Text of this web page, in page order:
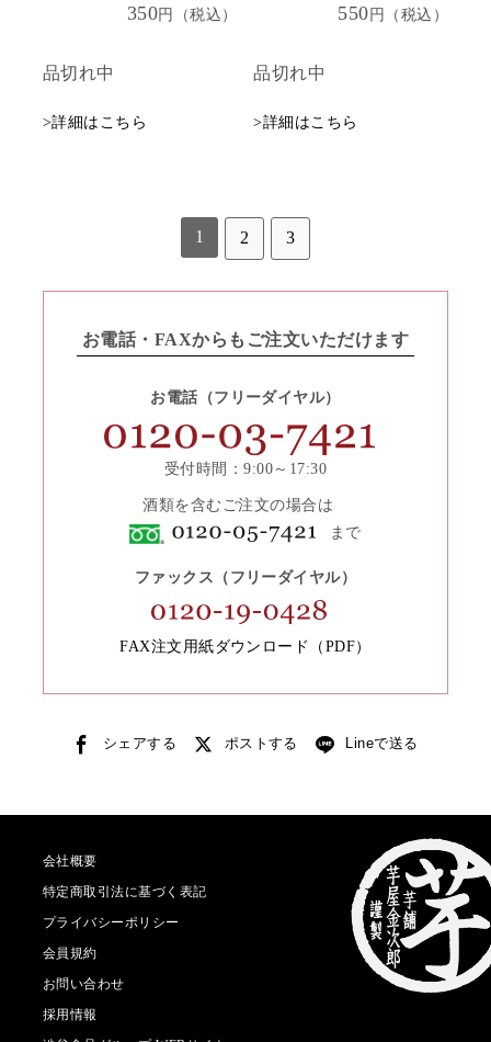
350円（税込）
品切れ中
>詳細はこちら
550 円（税込）
品切れ中
>詳細はこちら
1 2 3
お電話・FAXからもご注文いただけます
お電話（フリーダイヤル）
受付時間：9:00～17:30
酒類を含むご注文の場合は
まで
ファックス（フリーダイヤル）
FAX注文用紙ダウンロード（PDF）
会社概要
特定商取引法に基づく表記
プライバシーポリシー
会員規約
お問い合わせ
採用情報
シェアする ポストする Lineで送る